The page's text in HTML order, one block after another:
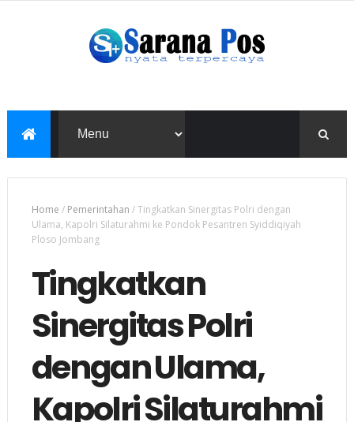
Home / Pemerintahan /Tingkatkan Sinergitas Polri dengan
Ulama, Kapolri Silaturahmi ke Pondok Pesantren Syiddiqiyah
Ploso Jombang
Tingkatkan
Sinergitas Polri
dengan Ulama,
Kapolri Silaturahmi